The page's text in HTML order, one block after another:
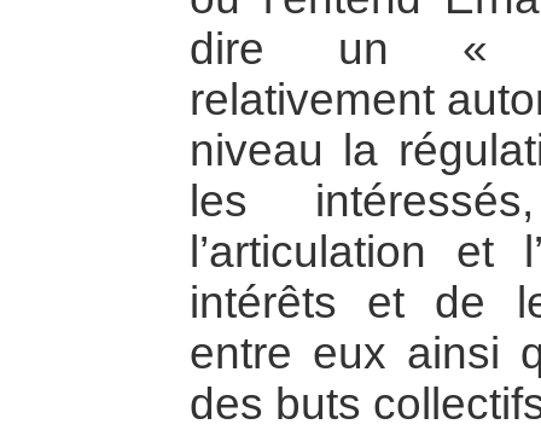
dire un «
relativement
niveau la
les
l’articulation et
intérêts et de
entre eux ainsi
des buts